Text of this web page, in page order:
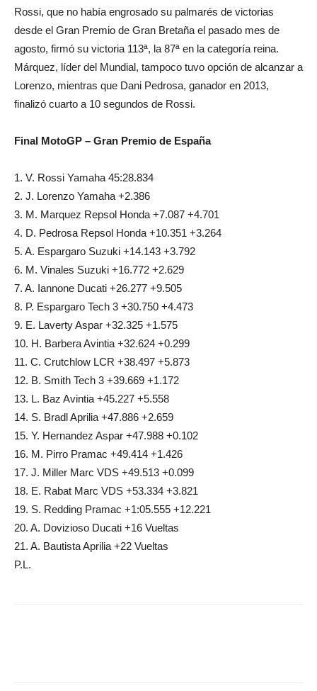
Rossi, que no había engrosado su palmarés de victorias
desde el Gran Premio de Gran Bretaña el pasado mes de
agosto, firmó su victoria 113ª, la 87ª en la categoría reina.
Márquez, líder del Mundial, tampoco tuvo opción de alcanzar a
Lorenzo, mientras que Dani Pedrosa, ganador en 2013,
finalizó cuarto a 10 segundos de Rossi.
Final MotoGP – Gran Premio de España
1. V. Rossi Yamaha 45:28.834
2. J. Lorenzo Yamaha +2.386
3. M. Marquez Repsol Honda +7.087 +4.701
4. D. Pedrosa Repsol Honda +10.351 +3.264
5. A. Espargaro Suzuki +14.143 +3.792
6. M. Vinales Suzuki +16.772 +2.629
7. A. Iannone Ducati +26.277 +9.505
8. P. Espargaro Tech 3 +30.750 +4.473
9. E. Laverty Aspar +32.325 +1.575
10. H. Barbera Avintia +32.624 +0.299
11. C. Crutchlow LCR +38.497 +5.873
12. B. Smith Tech 3 +39.669 +1.172
13. L. Baz Avintia +45.227 +5.558
14. S. Bradl Aprilia +47.886 +2.659
15. Y. Hernandez Aspar +47.988 +0.102
16. M. Pirro Pramac +49.414 +1.426
17. J. Miller Marc VDS +49.513 +0.099
18. E. Rabat Marc VDS +53.334 +3.821
19. S. Redding Pramac +1:05.555 +12.221
20. A. Dovizioso Ducati +16 Vueltas
21. A. Bautista Aprilia +22 Vueltas
P.L.